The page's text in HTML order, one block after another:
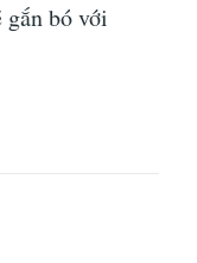
gắn bó với